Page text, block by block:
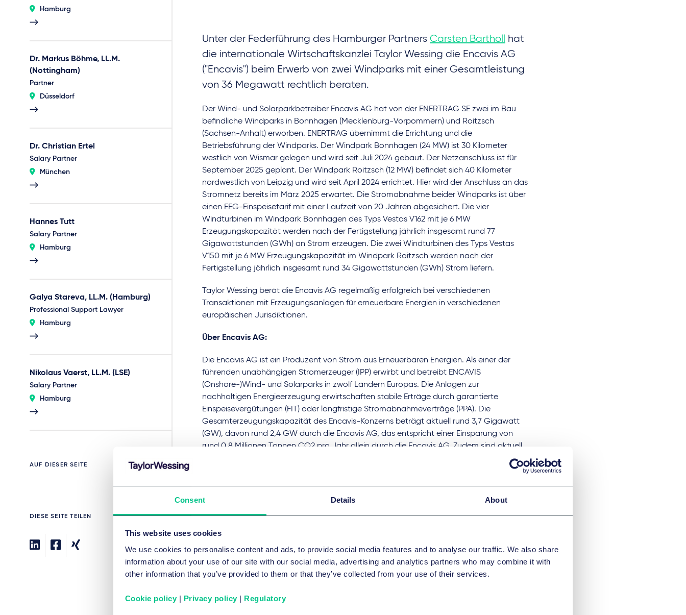
Consent Details About
This website uses cookies
We use cookies to personalise content and ads, to provide social media features and to analyse our traffic. We also share
information about your use of our site with our social media, advertising and analytics partners who may combine it with
other information that you’ve provided to them or that they’ve collected from your use of their services.
Cookie policy | Privacy policy | Regulatory
Hamburg
Dr. Markus Böhme, LL.M.
(Nottingham)
Partner
Düsseldorf
Dr. Christian Ertel
Salary Partner
München
Hannes Tutt
Salary Partner
Hamburg
Galya Stareva, LL.M. (Hamburg)
Professional Support Lawyer
Hamburg
Nikolaus Vaerst, LL.M. (LSE)
Salary Partner
Hamburg
AUF DIESER SEITE
DIESE SEITE TEILEN
Unter der Federführung des Hamburger Partners Carsten Bartholl
hat
die internationale Wirtschaftskanzlei Taylor Wessing die Encavis AG
("Encavis") beim Erwerb von zwei Windparks mit einer Gesamtleistung
von 36 Megawatt rechtlich beraten.
Der Wind- und Solarparkbetreiber Encavis AG hat von der ENERTRAG SE zwei im Bau
befindliche Windparks in Bonnhagen (Mecklenburg-Vorpommern) und Roitzsch
(Sachsen-Anhalt) erworben. ENERTRAG übernimmt die Errichtung und die
Betriebsführung der Windparks. Der Windpark Bonnhagen (24 MW) ist 30 Kilometer
westlich von Wismar gelegen und wird seit Juli 2024 gebaut. Der Netzanschluss ist für
September 2025 geplant. Der Windpark Roitzsch (12 MW) befindet sich 40 Kilometer
nordwestlich von Leipzig und wird seit April 2024 errichtet. Hier wird der Anschluss an das
Stromnetz bereits im März 2025 erwartet. Die Stromabnahme beider Windparks ist über
einen EEG-Einspeisetarif mit einer Laufzeit von 20 Jahren abgesichert. Die vier
Windturbinen im Windpark Bonnhagen des Typs Vestas V162 mit je 6 MW
Erzeugungskapazität werden nach der Fertigstellung jährlich insgesamt rund 77
Gigawattstunden (GWh) an Strom erzeugen. Die zwei Windturbinen des Typs Vestas
V150 mit je 6 MW Erzeugungskapazität im Windpark Roitzsch werden nach der
Fertigstellung jährlich insgesamt rund 34 Gigawattstunden (GWh) Strom liefern.
Taylor Wessing berät die Encavis AG regelmäßig erfolgreich bei verschiedenen
Transaktionen mit Erzeugungsanlagen für erneuerbare Energien in verschiedenen
europäischen Jurisdiktionen.
Über Encavis AG:
Die Encavis AG ist ein Produzent von Strom aus Erneuerbaren Energien. Als einer der
führenden unabhängigen Stromerzeuger (IPP) erwirbt und betreibt ENCAVIS
(Onshore-)Wind- und Solarparks in zwölf Ländern Europas. Die Anlagen zur
nachhaltigen Energieerzeugung erwirtschaften stabile Erträge durch garantierte
Einspeisevergütungen (FIT) oder langfristige Stromabnahmeverträge (PPA). Die
Gesamterzeugungskapazität des Encavis-Konzerns beträgt aktuell rund 3,7 Gigawatt
(GW), davon rund 2,4 GW durch die Encavis AG, das entspricht einer Einsparung von
rund 0,8 Millionen Tonnen CO2 pro Jahr allein durch die Encavis AG. Zudem sind aktuell
Rechtliche Berater Encavis AG
Corporate Energy),Dieter Lang, LL.M.,Kris Breudel(beide Public Law / Permitting), Dr.
Markus Böhme, LL.M.,Rebekka Ackermann,Dr. Christian Ertel(alle Energy Regulatory),
Hannes Tutt,Galya Stareva,Nikoloz Alikhanashvili,Nikolaus Vaerst(alle Real Estate).
Inhouse Encavis AG:Dr. Constantin Lentz, Dr. Nike Ulka.